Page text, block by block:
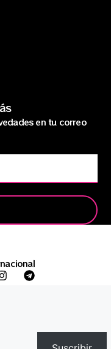
en tu correo